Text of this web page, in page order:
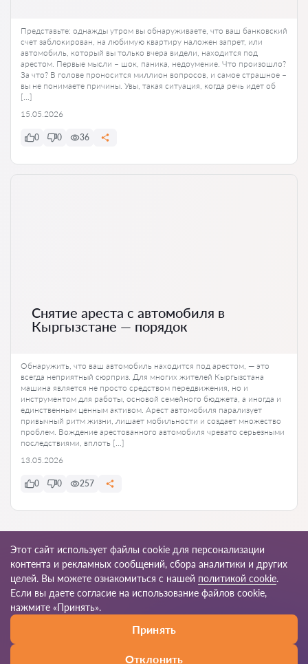
Представьте: однажды утром вы обнаруживаете, что ваш банковский
счет заблокирован, на любимую квартиру наложен запрет, или
автомобиль, который вы только вчера видели, находится под
арестом. Первые мысли – шок, паника, недоумение. Что произошло?
За что? В голове проносится миллион вопросов, и самое страшное –
вы не понимаете причины. Увы, такая ситуация, когда речь идет об
[…]
15.05.2026
0 0 36
Снятие ареста с автомобиля в
Кыргызстане — порядок
Обнаружить, что ваш автомобиль находится под арестом, — это
всегда неприятный сюрприз. Для многих жителей Кыргызстана
машина является не просто средством передвижения, но и
инструментом для работы, основой семейного бюджета, а иногда и
единственным ценным активом. Арест автомобиля парализует
привычный ритм жизни, лишает мобильности и создает множество
проблем. Вождение арестованного автомобиля чревато серьезными
последствиями, вплоть […]
13.05.2026
0 0 257
Карта сайта
Этот сайт использует файлы cookie для персонализации
контента и рекламных сообщений, сбора аналитики и других
целей. Вы можете ознакомиться с нашей политикой cookie.
Если вы даете согласие на использование файлов cookie,
нажмите «Принять».
Принять
Отклонить